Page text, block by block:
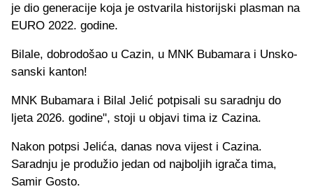
je dio generacije koja je ostvarila historijski plasman na
EURO 2022. godine.
Bilale, dobrodošao u Cazin, u MNK Bubamara i Unsko-
sanski kanton!
MNK Bubamara i Bilal Jelić potpisali su saradnju do
ljeta 2026. godine", stoji u objavi tima iz Cazina.
Nakon potpsi Jelića, danas nova vijest i Cazina.
Saradnju je produžio jedan od najboljih igrača tima,
Samir Gosto.